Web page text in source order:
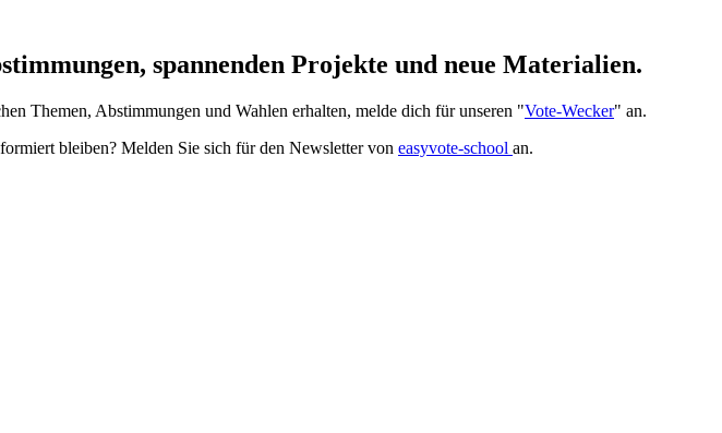
spannenden Projekte und neue Materialien.
Themen, Abstimmungen und Wahlen erhalten, melde dich für unseren "Vote-Wecker" an.
bleiben? Melden Sie sich für den Newsletter von easyvote-school an.